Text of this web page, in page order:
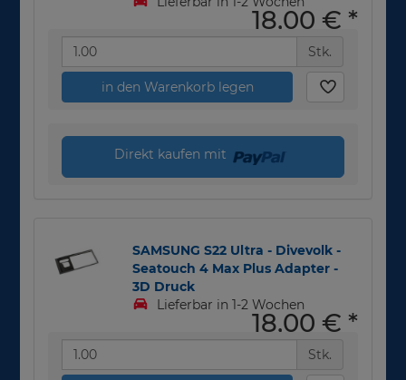
18,00 € *
Stk.
in den Warenkorb legen
Direkt kaufen mit
SAMSUNG S22 Ultra - Divevolk -
Seatouch 4 Max Plus Adapter -
3D Druck
Lieferbar in 1-2 Wochen
18,00 € *
Stk.